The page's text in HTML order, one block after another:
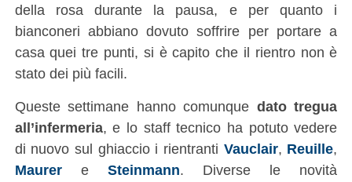
della rosa durante la pausa, e per quanto i
bianconeri abbiano dovuto soffrire per portare a
casa quei tre punti, si è capito che il rientro non è
stato dei più facili.
Queste settimane hanno comunque dato tregua
all’infermeria, e lo staff tecnico ha potuto vedere
di nuovo sul ghiaccio i rientranti Vauclair, Reuille,
Maurere Steinmann. Diverse le novità